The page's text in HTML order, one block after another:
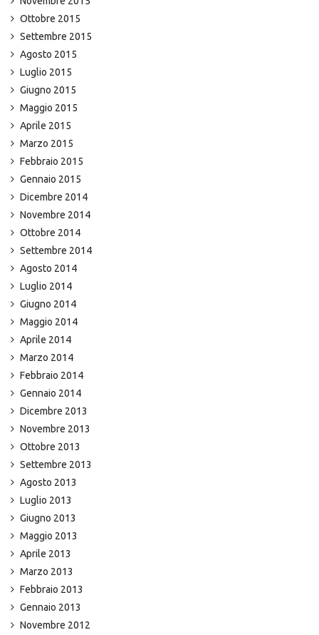
Ottobre 2015
Settembre 2015
Agosto 2015
Luglio 2015
Giugno 2015
Maggio 2015
Aprile 2015
Marzo 2015
Febbraio 2015
Gennaio 2015
Dicembre 2014
Novembre 2014
Ottobre 2014
Settembre 2014
Agosto 2014
Luglio 2014
Giugno 2014
Maggio 2014
Aprile 2014
Marzo 2014
Febbraio 2014
Gennaio 2014
Dicembre 2013
Novembre 2013
Ottobre 2013
Settembre 2013
Agosto 2013
Luglio 2013
Giugno 2013
Maggio 2013
Aprile 2013
Marzo 2013
Febbraio 2013
Gennaio 2013
Novembre 2012